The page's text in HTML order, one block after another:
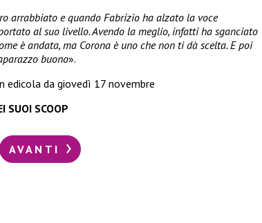
arrabbiato e quando Fabrizio ha alzato la voce
al suo livello. Avendo la meglio, infatti ha sganciato
è andata, ma Corona è uno che non ti dà scelta. E poi
buono».
edicola da giovedì 17 novembre
SUOI SCOOP
AVANTI